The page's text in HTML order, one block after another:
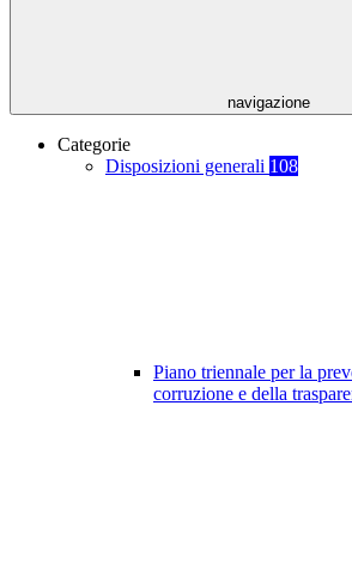
navigazione
Categorie
Disposizioni generali 108
Piano triennale per la
corruzione e della